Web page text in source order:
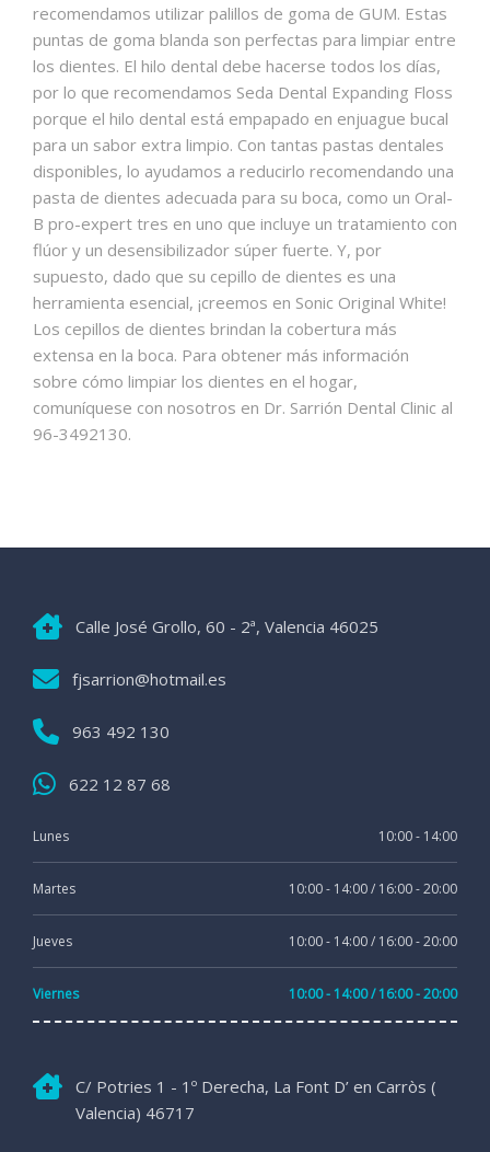
recomendamos utilizar palillos de goma de GUM. Estas
puntas de goma blanda son perfectas para limpiar entre
los dientes. El hilo dental debe hacerse todos los días,
por lo que recomendamos Seda Dental Expanding Floss
porque el hilo dental está empapado en enjuague bucal
para un sabor extra limpio. Con tantas pastas dentales
disponibles, lo ayudamos a reducirlo recomendando una
pasta de dientes adecuada para su boca, como un Oral-
B pro-expert tres en uno que incluye un tratamiento con
flúor y un desensibilizador súper fuerte. Y, por
supuesto, dado que su cepillo de dientes es una
herramienta esencial, ¡creemos en Sonic Original White!
Los cepillos de dientes brindan la cobertura más
extensa en la boca. Para obtener más información
sobre cómo limpiar los dientes en el hogar,
comuníquese con nosotros en Dr. Sarrión Dental Clinic al
96-3492130.
Calle José Grollo, 60 - 2ª, Valencia 46025
fjsarrion@hotmail.es
963 492 130
622 12 87 68
Lunes 10:00 - 14:00
Martes 10:00 - 14:00 / 16:00 - 20:00
Jueves 10:00 - 14:00 / 16:00 - 20:00
Viernes 10:00 - 14:00 / 16:00 - 20:00
C/ Potries 1 - 1º Derecha, La Font D’ en Carròs (
Valencia) 46717